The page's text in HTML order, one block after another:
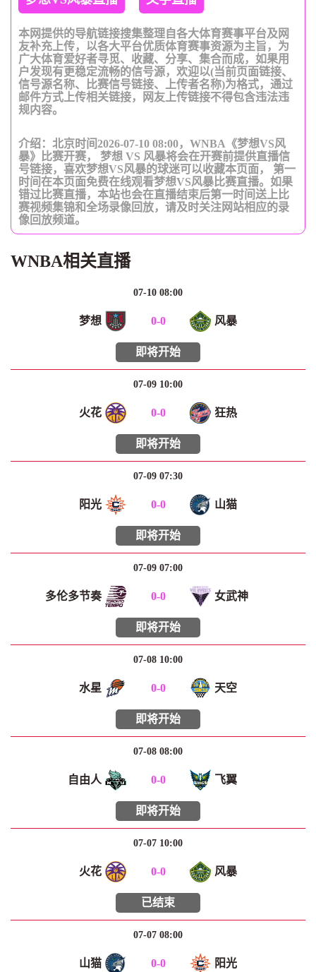
本网提供的导航链接搜集整理自各大体育赛事平台及网
友补充上传，以各大平台优质体育赛事资源为主旨，为
广大体育爱好者寻觅、收藏、分享、集合而成，如果用
户发现有更稳定流畅的信号源，欢迎以(当前页面链接、
信号源名称、比赛信号链接、上传者名称)为格式，通过
邮件方式上传相关链接，网友上传链接不得包含违法违
规内容。
介绍：北京时间2026-07-10 08:00，WNBA《梦想VS风
暴》比赛开赛， 梦想 VS 风暴将会在开赛前提供直播信
号链接，喜欢梦想VS风暴的球迷可以收藏本页面， 第一
时间在本页面免费在线观看梦想VS风暴比赛直播。如果
错过比赛直播，本站也会在直播结束后第一时间送上比
赛视频集锦和全场录像回放，请及时关注网站相应的录
像回放频道。
WNBA相关直播
07-10 08:00
梦想 0-0 风暴
即将开始
07-09 10:00
火花 0-0 狂热
即将开始
07-09 07:30
阳光 0-0 山猫
即将开始
07-09 07:00
多伦多节奏 0-0 女武神
即将开始
07-08 10:00
水星 0-0 天空
即将开始
07-08 08:00
自由人 0-0 飞翼
即将开始
07-07 10:00
火花 0-0 风暴
已结束
07-07 08:00
山猫 0-0 阳光